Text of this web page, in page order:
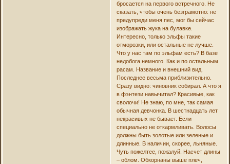
бросается на первого встречного. Не
сказать, чтобы очень безграмотно: не
предупреди меня пес, мог бы сейчас
изображать жука на булавке.
Интересно, только эльфы такие
отморозки, или остальные не лучше.
Что у нас там по эльфам есть? В базе
недобога немного. Как и по остальным
расам. Название и внешний вид.
Последнее весьма приблизительно.
Сразу видно: чиновник собирал. А что я
в фэнтези навычитал? Красивые, как
сволочи! Не знаю, по мне, так самая
обычная девчонка. В шестнадцать лет
некрасивых не бывает. Если
специально не откармливать. Волосы
должны быть золотые или зеленые и
длинные. В наличии, скорее, льняные.
Чуть пожелтее, пожалуй. Насчет длины
– облом. Обкорнаны выше плеч,